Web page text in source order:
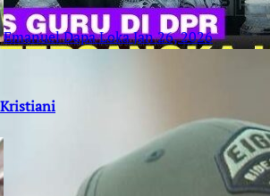
Emanuel Dapa LokaJan 26, 2026